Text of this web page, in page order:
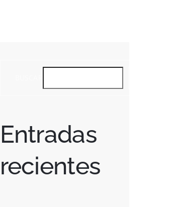
Entradas
recientes